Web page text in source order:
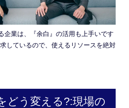
企業は、『余白』の活用も上手いです
しているので、使えるリソースを絶対
どう変える?:現場の